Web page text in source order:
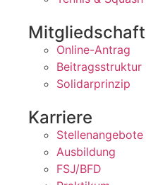
Mitgliedschaft
Online-Antrag
Beitragsstruktur
Solidarprinzip
Karriere
Stellenangebote
Ausbildung
FSJ/BFD